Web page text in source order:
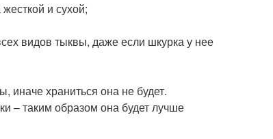
и сухой;
видов тыквы, даже если шкурка у нее
иначе храниться она не будет.
– таким образом она будет лучше